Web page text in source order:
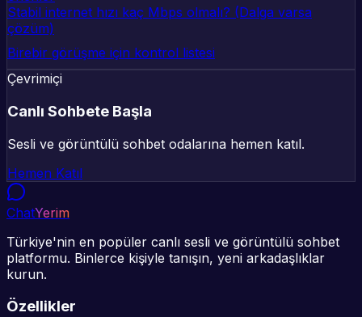
Stabil internet hızı kaç Mbps olmalı? (Dalga varsa
çözüm)
Birebir görüşme için kontrol listesi
Çevrimiçi
Canlı Sohbete Başla
Sesli ve görüntülü sohbet odalarına hemen katıl.
Hemen Katıl
ChatYerim
Türkiye'nin en popüler canlı sesli ve görüntülü sohbet
platformu. Binlerce kişiyle tanışın, yeni arkadaşlıklar
kurun.
Özellikler